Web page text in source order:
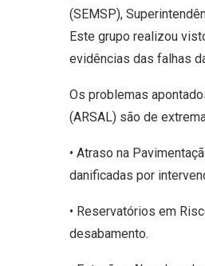
(SEMSP),
Este grupo realizou
evidências das falhas
Os problemas
(ARSAL) são de
• Atraso na
danificadas por
• Reservatórios em
desabamento.